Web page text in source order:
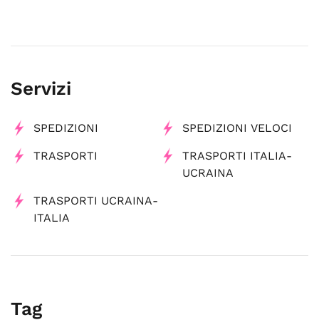
Servizi
SPEDIZIONI SPEDIZIONI VELOCI
TRASPORTI
TRASPORTI ITALIA-
UCRAINA
TRASPORTI UCRAINA-
ITALIA
Tag